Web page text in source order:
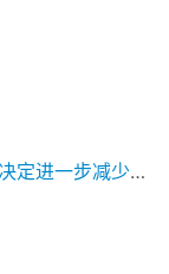
费降低实体经济成本等